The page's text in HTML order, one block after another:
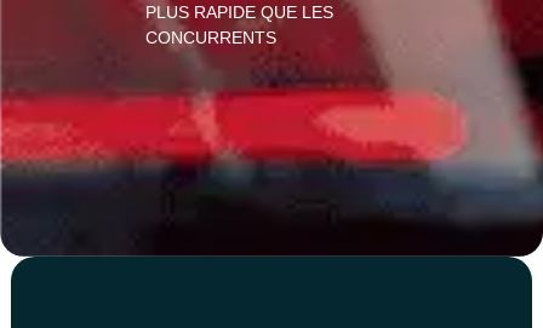
PLUS RAPIDE QUE LES
CONCURRENTS